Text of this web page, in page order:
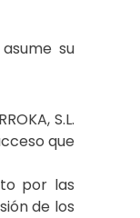
su
S.L.
que
por las
de los